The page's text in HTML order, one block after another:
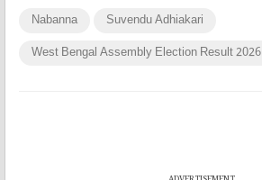
Nabanna Suvendu Adhiakari
West Bengal Assembly Election Result 2026